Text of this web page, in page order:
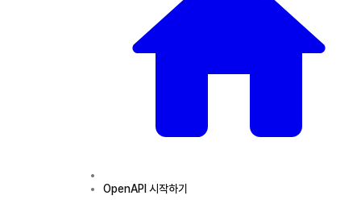
OpenAPI 시작하기